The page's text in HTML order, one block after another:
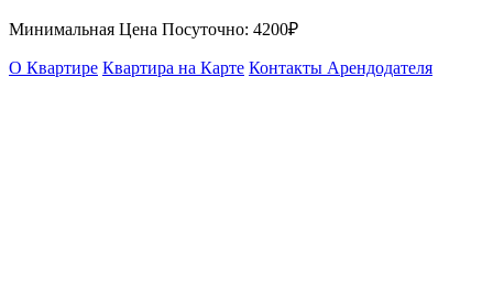
Минимальная Цена Посуточно: 4200₽
О Квартире Квартира на Карте Контакты Арендодателя